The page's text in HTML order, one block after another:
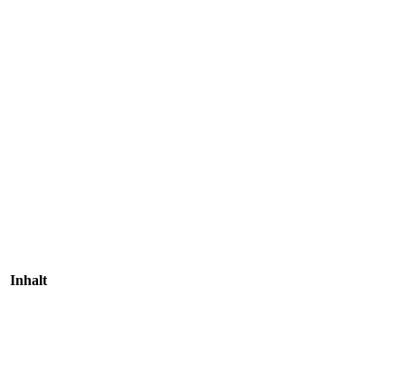
Inhalt